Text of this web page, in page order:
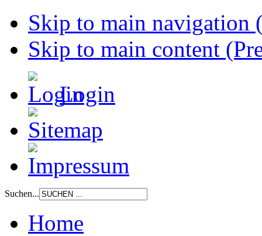
Skip to main navigation
Skip to main content
Login
Suchen...
Home